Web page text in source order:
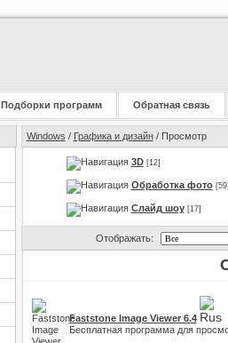
Подборки программ Обратная связь
Windows / Графика и дизайн/ Просмотр
3D [12]
Обработка фото
Слайд шоу [17]
Отображать:
Faststone Image Viewer 6.4
Бесплатная программа для